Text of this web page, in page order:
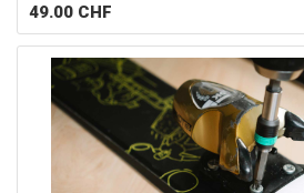
49.00 CHF